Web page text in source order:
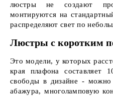
люстры не создают
монтируются на
распределяют свет по
Люстры с коротким
Это модели, у которых
края плафона
свободы в дизайне -
абажура, многоламповую